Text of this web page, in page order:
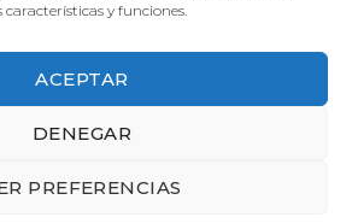
y funciones.
ACEPTAR
DENEGAR
PREFERENCIAS
CONDUCTA FELINA